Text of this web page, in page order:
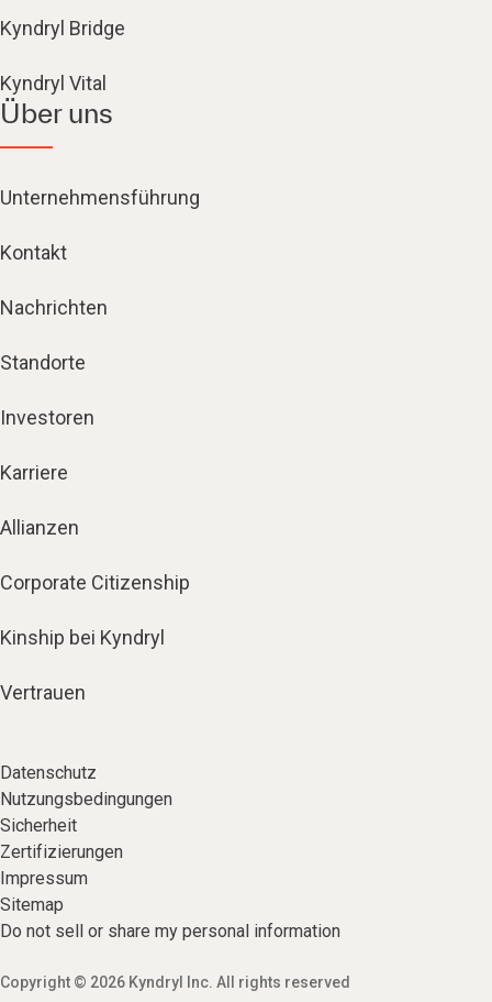
Kyndryl Bridge
Kyndryl Vital
Über uns
Unternehmensführung
Kontakt
Nachrichten
Standorte
Investoren
Karriere
Allianzen
Corporate Citizenship
Kinship bei Kyndryl
Vertrauen
Datenschutz
Nutzungsbedingungen
Sicherheit
Zertifizierungen
Impressum
Sitemap
Do not sell or share my personal information
Copyright © 2026 Kyndryl Inc. All rights reserved